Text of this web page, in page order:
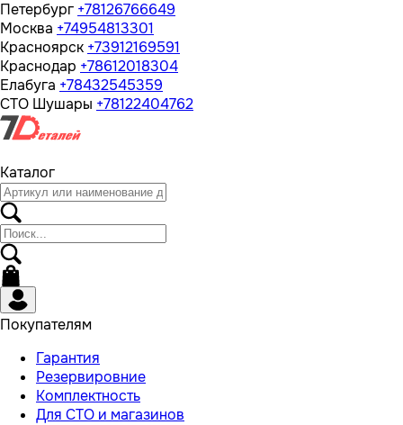
Петербург +78126766649
Москва +74954813301
Красноярск +73912169591
Краснодар +78612018304
Елабуга +78432545359
СТО Шушары +78122404762
Каталог
Покупателям
Гарантия
Резервировние
Комплектность
Для СТО и магазинов